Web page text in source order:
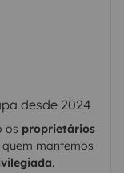
desde 2024
os proprietários
quem mantemos
.